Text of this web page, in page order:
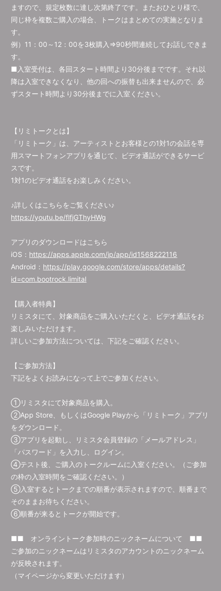
ますので、規定枚数に達し次第終了です。またおひとり様で、
同じ枠を複数ご購入の場合、トークはまとめての実施となりま
す。
例）11：00～12：00を3枚購入⇒90秒間連続してお話しできま
す。
■入室受付は、各回スタート時間より30分後までです。それ以
降は入室できなくなり、他の回への振替も出来ませんので、必
ずスタート時間より30分後までに入室ください。
【リミトークとは】
「リミトーク」は、アーティストとお客様との1対1の会話を専
用スマートフォンアプリを通じて、ビデオ通話ができるサービ
スです。
1対1のビデオ通話をお楽しみください。
♪詳しくはこちらをご覧ください♪
https://youtu.be/flfjGThyHWg
アプリのダウンロードはこちら
iOS： https://apps.apple.com/jp/app/id1568222116
Android： https://play.google.com/store/apps/details?
id=com.bootrock.limital
【購入者特典】
リミスタにて、対象商品をご購入いただくと、ビデオ通話をお
楽しみいただけます。
詳しいご参加方法については、下記をご確認ください。
【ご参加方法】
下記をよくお読みになって上でご参加ください。
①リミスタにて対象商品を購入。
②App Store、もしくはGoogle Playから「リミトーク」アプリ
をダウンロード。
③アプリを起動し、リミスタ会員登録の「メールアドレス」
「パスワード」を入力し、ログイン。
④テスト後、ご購入のトークルームに入室ください。（ご参加
の枠の入室時間をご確認ください。）
⑤入室するとトークまでの順番が表示されますので、順番まで
そのままお待ちください。
⑥順番が来るとトークが開始です。
■■ オンライントーク参加時のニックネームについて ■■
ご参加のニックネームはリミスタのアカウントのニックネーム
が反映されます。
（マイページから変更いただけます）